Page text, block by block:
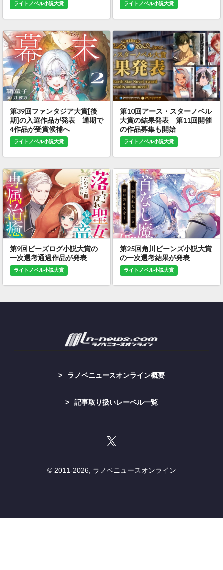
ライトノベル小説大賞 ライトノベル小説大賞
第39回ファンタジア大賞[後
期]の入選作品が発表 通期で
4作品が受賞候補へ
ライトノベル小説大賞
第10回アース・スターノベル
大賞の結果発表 第11回開催
の作品募集も開始
ライトノベル小説大賞
第9回ビーズログ小説大賞の
一次選考通過作品が発表
ライトノベル小説大賞
第25回角川ビーンズ小説大賞
の一次選考結果が発表
ライトノベル小説大賞
ラノベニュースオンライン概要
記事取り扱いレーベル一覧
© 2011-2026, ラノベニュースオンライン